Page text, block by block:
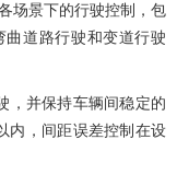
场景下的行驶控制，包
道路行驶和变道行驶
，并保持车辆间稳定的
内，间距误差控制在设